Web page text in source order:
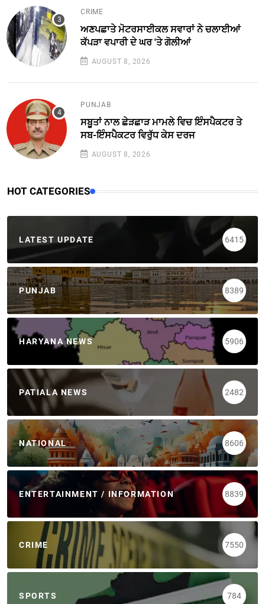
CRIME
ਅਣਪਛਾਤੇ ਮੋਟਰਸਾਈਕਲ ਸਵਾਰਾਂ ਨੇ ਚਲਾਈਆਂ
ਕੱਪੜਾ ਵਪਾਰੀ ਦੇ ਘਰ 'ਤੇ ਗੋਲੀਆਂ
AUGUST 8, 2026
PUNJAB
ਸਬੂਤਾਂ ਨਾਲ ਛੇੜਛਾੜ ਮਾਮਲੇ ਵਿਚ ਇੰਸਪੈਕਟਰ ਤੇ
ਸਬ-ਇੰਸਪੈਕਟਰ ਵਿਰੁੱਧ ਕੇਸ ਦਰਜ
AUGUST 8, 2026
HOT CATEGORIES
LATEST UPDATE 6415
PUNJAB 8389
HARYANA NEWS 5906
PATIALA NEWS 2482
NATIONAL 8606
ENTERTAINMENT / INFORMATION 8839
CRIME 7550
SPORTS 784